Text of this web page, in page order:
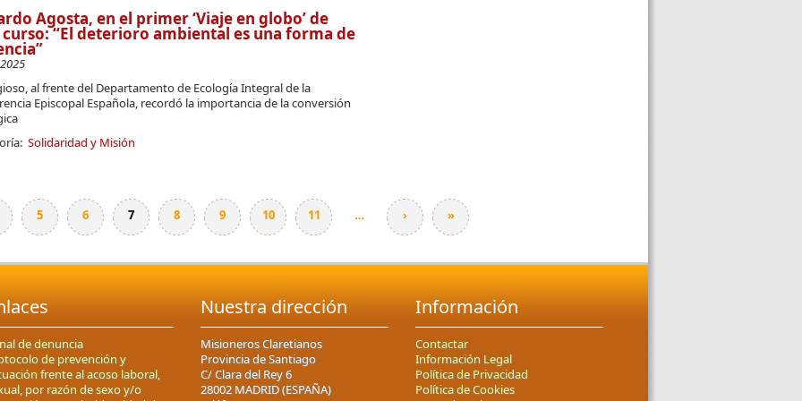
Agosta, en el primer ‘Viaje en globo’ de
curso: “El deterioro ambiental es una forma de
al frente del Departamento de Ecología Integral de la
Episcopal Española, recordó la importancia de la conversión
Solidaridad y Misión
5 6 7 8 9 10 11 … › »
de denuncia
de prevención y
frente al acoso laboral,
por razón de sexo y/o
Nuestra dirección
Misioneros Claretianos
Provincia de Santiago
C/ Clara del Rey 6
28002 MADRID (ESPAÑA)
Información
Contactar
Información Legal
Política de Privacidad
Política de Cookies